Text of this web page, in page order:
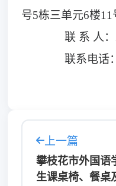
号5栋三单元6楼11
联 系 人
联系电话：
上一篇
攀枝花市外国语
生课桌椅、餐桌